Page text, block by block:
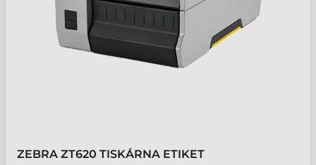
ZEBRA ZT620 TISKÁRNA ETIKET